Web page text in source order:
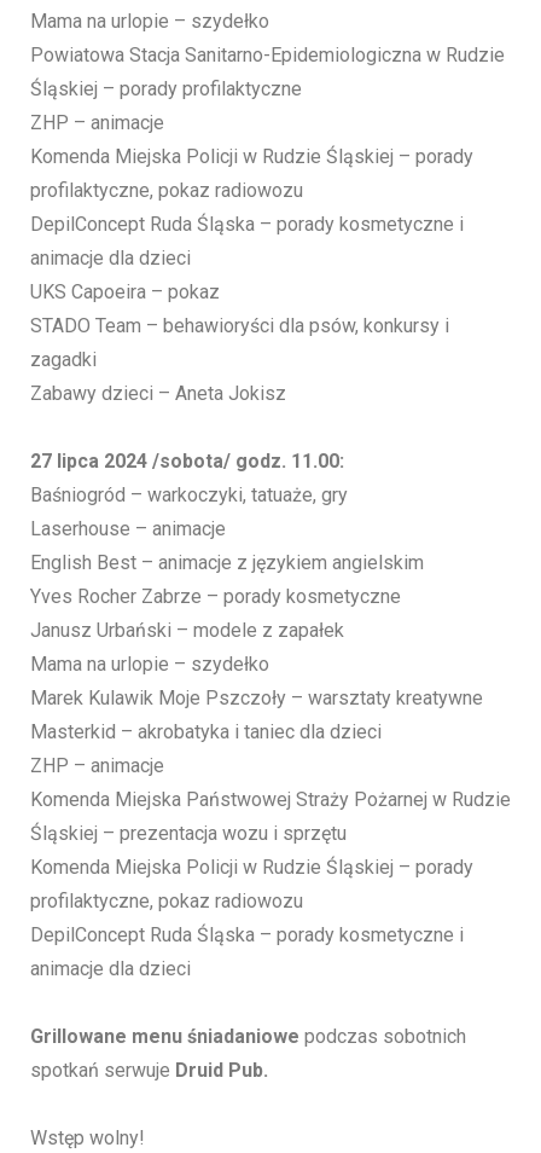
Mama na urlopie – szydełko
Powiatowa Stacja Sanitarno-Epidemiologiczna w Rudzie
Śląskiej – porady profilaktyczne
ZHP – animacje
Komenda Miejska Policji w Rudzie Śląskiej – porady
profilaktyczne, pokaz radiowozu
DepilConcept Ruda Śląska – porady kosmetyczne i
animacje dla dzieci
UKS Capoeira – pokaz
STADO Team – behawioryści dla psów, konkursy i
zagadki
Zabawy dzieci – Aneta Jokisz
27 lipca 2024 /sobota/ godz. 11.00:
Baśniogród – warkoczyki, tatuaże, gry
Laserhouse – animacje
English Best – animacje z językiem angielskim
Yves Rocher Zabrze – porady kosmetyczne
Janusz Urbański – modele z zapałek
Mama na urlopie – szydełko
Marek Kulawik Moje Pszczoły – warsztaty kreatywne
Masterkid – akrobatyka i taniec dla dzieci
ZHP – animacje
Komenda Miejska Państwowej Straży Pożarnej w Rudzie
Śląskiej – prezentacja wozu i sprzętu
Komenda Miejska Policji w Rudzie Śląskiej – porady
profilaktyczne, pokaz radiowozu
DepilConcept Ruda Śląska – porady kosmetyczne i
animacje dla dzieci
Grillowane menu śniadaniowe podczas sobotnich
spotkań serwuje Druid Pub.
Wstęp wolny!